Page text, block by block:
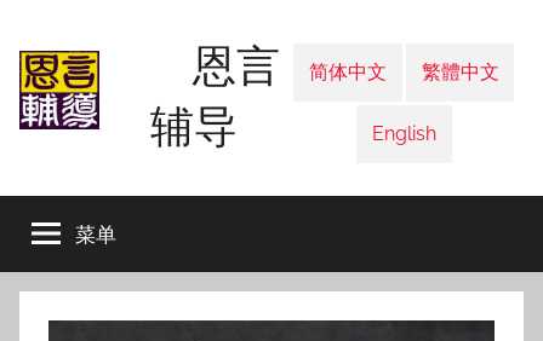
恩言
辅导
简体中文 繁體中文
English
菜单